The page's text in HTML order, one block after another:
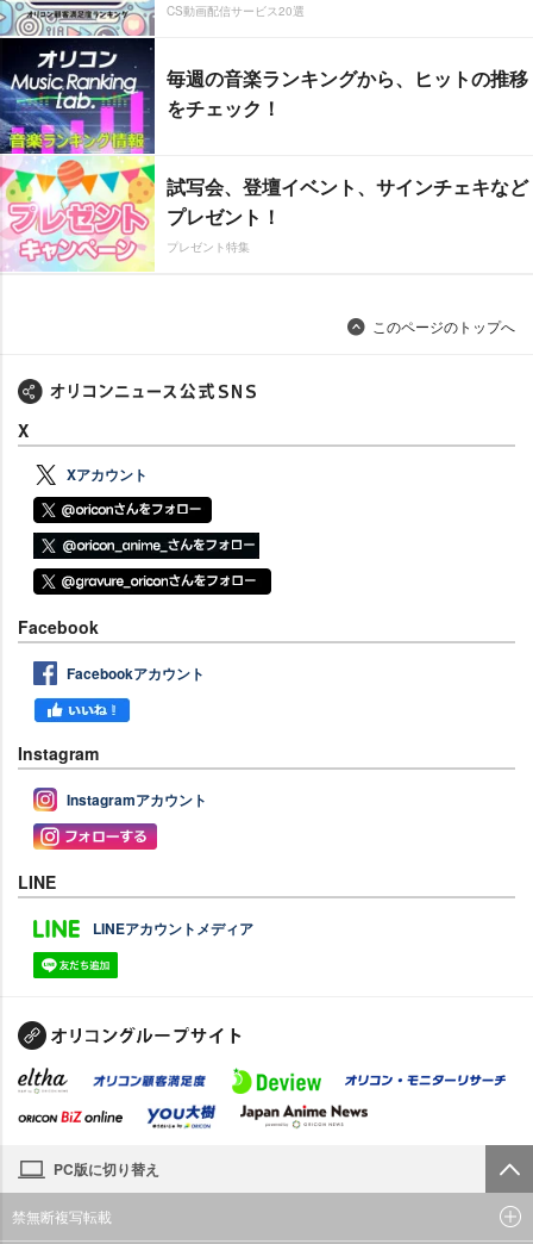
CS動画配信サービス20選
毎週の音楽ランキングから、ヒットの推移
をチェック！
試写会、登壇イベント、サインチェキなど
プレゼント！
プレゼント特集
このページのトップへ
X
Xアカウント
Facebook
Facebookアカウント
Instagram
Instagramアカウント
LINE
LINEアカウントメディア
PC版に切り替え
禁無断複写転載